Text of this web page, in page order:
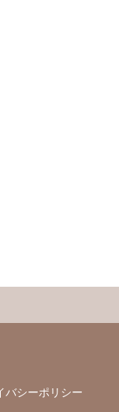
バシーポリシー